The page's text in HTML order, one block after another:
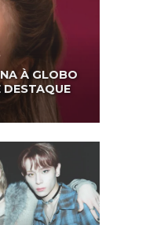
À GLOBO
DESTAQUE